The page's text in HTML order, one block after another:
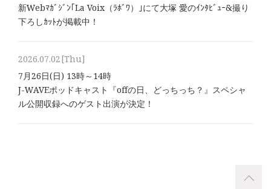
新Webﾏｶﾞｼﾞﾝ｢La Voix（ﾗﾎﾞﾜ）｣にて大塚 愛のｲﾝﾀﾋﾞｭｰ&撮り
下ろしｶｯﾄが掲載中！
2026.07.02[Thu]
7月26日(日) 13時～14時
J-WAVEポッドキャスト『offの日、どっちっち？』スペシャ
ル公開収録へのゲスト出演が決定！